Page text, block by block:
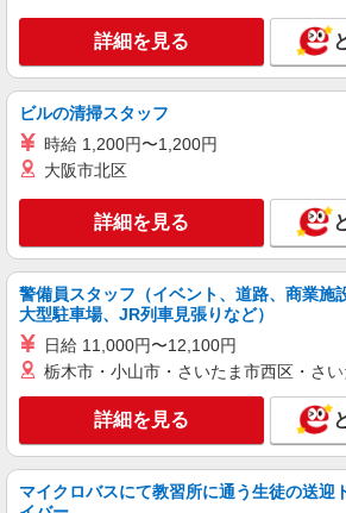
アルバイト パート
コンパスグループ・ジャパン株式会社
(試用期間2ヶ月) 残業が発生した場合、残業代を1
分単位で別途支給します。
羽田空港内「デルタ
ル）
キープ
アルバイト パート
コンパスグループ・ジャパン株式会社
調理補助【アルバイト・
時給1,250円以上 試用期間中 時給1,250円以上
(試用期間2ヶ月) 残業が発生した場合、残業代を1
分単位で別途支給します。
グランダ大森山王 （
詳細を見る
ビルの清掃スタッフ
時給 1,200円〜1,200円
大阪市北区
詳細を見る
警備員スタッフ（イベント、道路、商業施設
大型駐車場、JR列車見張りなど）
日給 11,000円〜12,100円
栃木市・小山市・さいたま市西区・さ
詳細を見る
マイクロバスにて教習所に通う生徒の送迎